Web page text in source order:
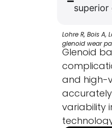
Lohre R, Bois
glenoid wear
Glenoid
and high-
variability